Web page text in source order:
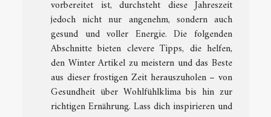
vorbereitet ist, durchsteht diese Jahreszeit
jedoch nicht nur angenehm, sondern auch
gesund und voller Energie. Die folgenden
Abschnitte bieten clevere Tipps, die helfen,
den Winter Artikel zu meistern und das Beste
aus dieser frostigen Zeit herauszuholen – von
Gesundheit über Wohlfühlklima bis hin zur
richtigen Ernährung. Lass dich inspirieren und